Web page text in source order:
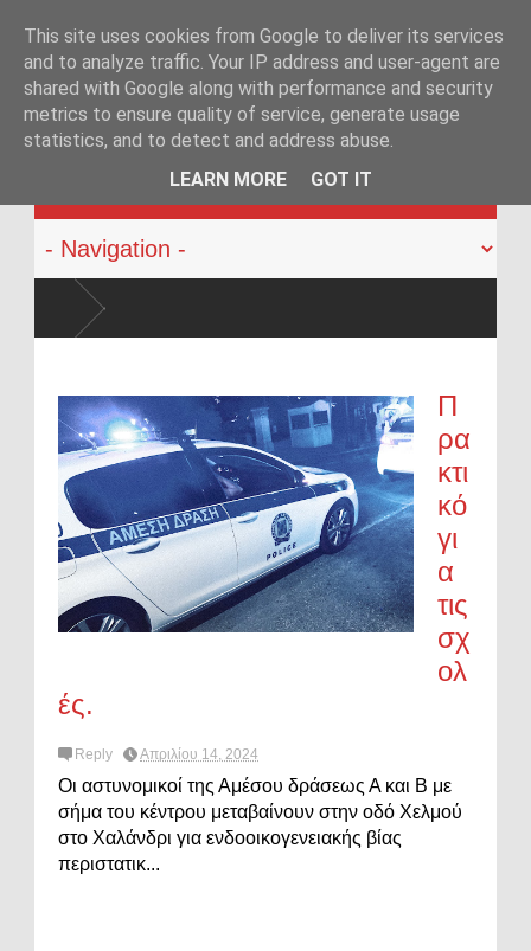
KATEHACKER
Π
ρα
κτι
κό
γι
α
τις
σχ
ολ
ές.
Reply Απριλίου 14, 2024
Οι αστυνομικοί της Αμέσου δράσεως Α και Β με
σήμα του κέντρου μεταβαίνουν στην οδό Χελμού
στο Χαλάνδρι για ενδοοικογενειακής βίας
περιστατικ...
This site uses cookies from Google to deliver its services
and to analyze traffic. Your IP address and user-agent are
shared with Google along with performance and security
metrics to ensure quality of service, generate usage
statistics, and to detect and address abuse.
LEARN MORE
GOT IT